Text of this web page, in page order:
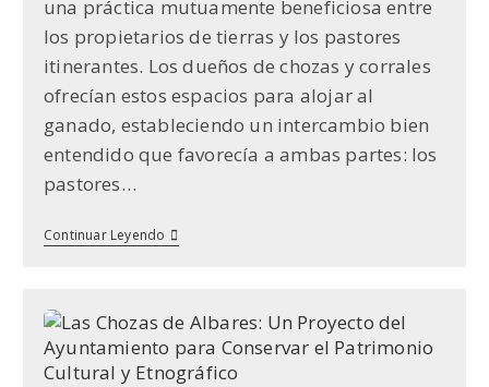
una práctica mutuamente beneficiosa entre
los propietarios de tierras y los pastores
itinerantes. Los dueños de chozas y corrales
ofrecían estos espacios para alojar al
ganado, estableciendo un intercambio bien
entendido que favorecía a ambas partes: los
pastores…
Continuar Leyendo Las
Chozas
Ingenio
Del
Intercambio
En